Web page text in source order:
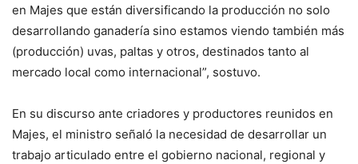
en Majes que están diversificando la producción no solo
desarrollando ganadería sino estamos viendo también más
(producción) uvas, paltas y otros, destinados tanto al
mercado local como internacional”, sostuvo.
En su discurso ante criadores y productores reunidos en
Majes, el ministro señaló la necesidad de desarrollar un
trabajo articulado entre el gobierno nacional, regional y